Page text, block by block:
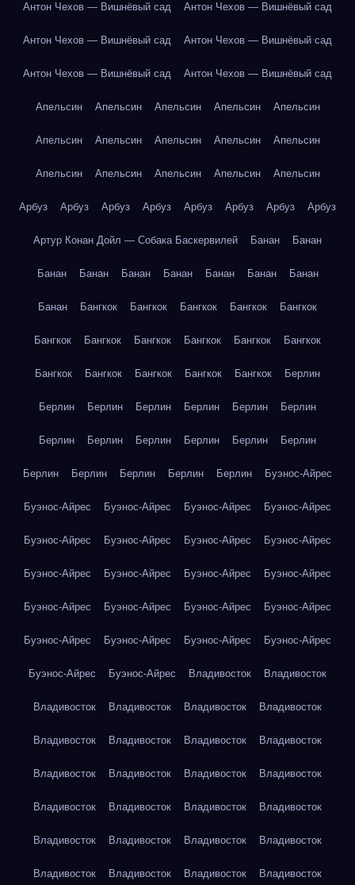
Антон Чехов — Вишнёвый сад Антон Чехов — Вишнёвый сад
Антон Чехов — Вишнёвый сад Антон Чехов — Вишнёвый сад
Антон Чехов — Вишнёвый сад Антон Чехов — Вишнёвый сад
Апельсин Апельсин Апельсин Апельсин Апельсин
Апельсин Апельсин Апельсин Апельсин Апельсин
Апельсин Апельсин Апельсин Апельсин Апельсин
Арбуз Арбуз Арбуз Арбуз Арбуз Арбуз Арбуз Арбуз
Артур Конан Дойл — Собака Баскервилей Банан Банан
Банан Банан Банан Банан Банан Банан Банан
Банан Бангкок Бангкок Бангкок Бангкок Бангкок
Бангкок Бангкок Бангкок Бангкок Бангкок Бангкок
Бангкок Бангкок Бангкок Бангкок Бангкок Берлин
Берлин Берлин Берлин Берлин Берлин Берлин
Берлин Берлин Берлин Берлин Берлин Берлин
Берлин Берлин Берлин Берлин Берлин Буэнос-Айрес
Буэнос-Айрес Буэнос-Айрес Буэнос-Айрес Буэнос-Айрес
Буэнос-Айрес Буэнос-Айрес Буэнос-Айрес Буэнос-Айрес
Буэнос-Айрес Буэнос-Айрес Буэнос-Айрес Буэнос-Айрес
Буэнос-Айрес Буэнос-Айрес Буэнос-Айрес Буэнос-Айрес
Буэнос-Айрес Буэнос-Айрес Буэнос-Айрес Буэнос-Айрес
Буэнос-Айрес Буэнос-Айрес Владивосток Владивосток
Владивосток Владивосток Владивосток Владивосток
Владивосток Владивосток Владивосток Владивосток
Владивосток Владивосток Владивосток Владивосток
Владивосток Владивосток Владивосток Владивосток
Владивосток Владивосток Владивосток Владивосток
Владивосток Владивосток Владивосток Владивосток